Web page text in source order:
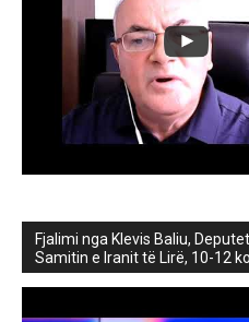
Fjalimi nga Klevis Baliu,
Samitin e Iranit të Lirë, 10-12